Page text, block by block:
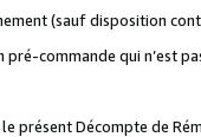
(sauf disposition
commande qui n’est
présent Décompte de